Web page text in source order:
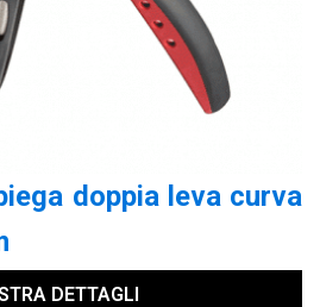
doppia leva curva
DETTAGLI